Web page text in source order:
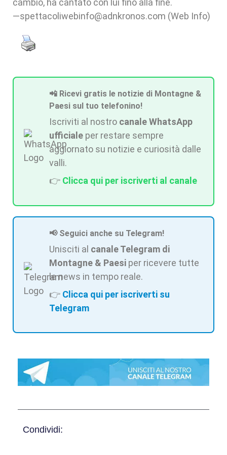
cambio, ha cantato con lui fino alla fine.
—spettacoliwebinfo@adnkronos.com (Web Info)
📲 Ricevi gratis le notizie di Montagne &
Paesi sul tuo telefonino!
Iscriviti al nostro canale WhatsApp
ufficiale per restare sempre
aggiornato su notizie e curiosità dalle
valli.
👉 Clicca qui per iscriverti al canale
📢 Seguici anche su Telegram!
Unisciti al canale Telegram di
Montagne & Paesi per ricevere tutte
le news in tempo reale.
👉 Clicca qui per iscriverti su
Telegram
Condividi: